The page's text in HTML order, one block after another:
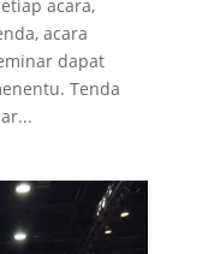
acara,
acara
dapat
Tenda